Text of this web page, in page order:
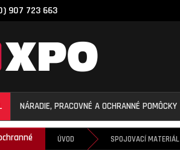
907 723 663
NÁRADIE, PRACOVNÉ A OCHRANNÉ POMÔCKY
ÚVOD SPOJOVACÍ MATERIÁL